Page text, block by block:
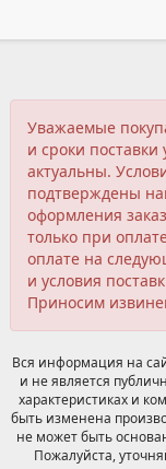
Уважаемые
и сроки
актуальны.
подтверждены
оформления
только при
оплате на
и условия
Приносим
Вся информация на
и не является
характеристиках и
быть изменена
не может быть
Пожалуйста,